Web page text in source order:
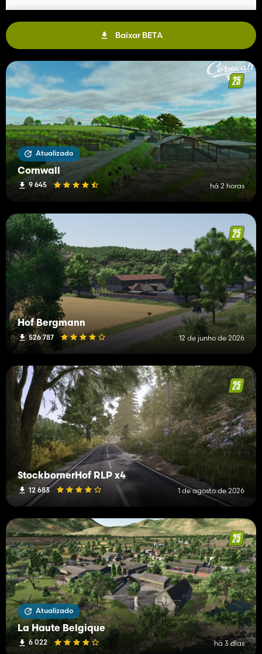
Baixar BETA
Atualizado
Cornwall
9 645 há 2 horas
Hof Bergmann
526 787 12 de junho de 2026
StockbornerHof RLP x4
12 683 1 de agosto de 2026
Atualizado
La Haute Belgique
6 022 há 3 dias